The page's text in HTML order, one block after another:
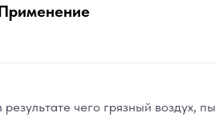
чего грязный воздух,